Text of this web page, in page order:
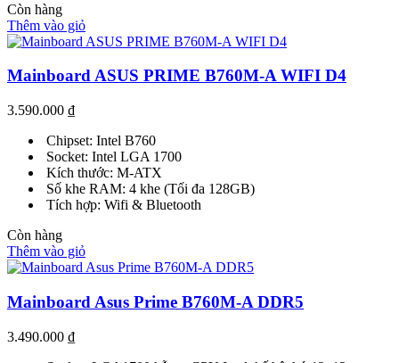
Còn hàng
Thêm vào giỏ
Mainboard ASUS PRIME B760M-A WIFI D4
3.590.000 ₫
Chipset: Intel B760
Socket: Intel LGA 1700
Kích thước: M-ATX
Số khe RAM: 4 khe (Tối đa 128GB)
Tích hợp: Wifi & Bluetooth
Còn hàng
Thêm vào giỏ
Mainboard Asus Prime B760M-A DDR5
3.490.000 ₫